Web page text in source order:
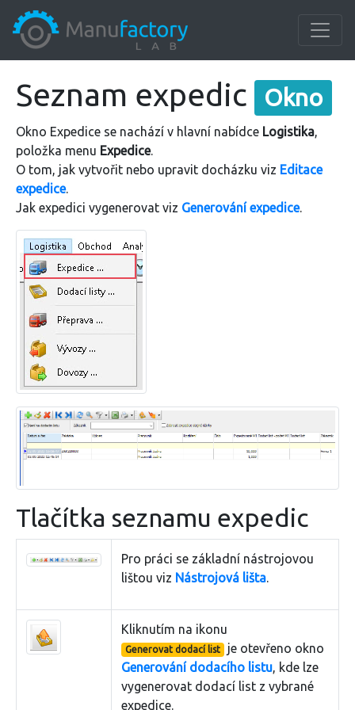
Seznam expedic Okno
Okno Expedice se nachází v hlavní nabídce Logistika
položka menu Expedice.
O tom, jak vytvořit nebo upravit docházku viz Editace
expedice.
Jak expedici vygenerovat viz Generování expedice.
Tlačítka seznamu expedic
Pro práci se základní nástrojovou
lištou viz Nástrojová lišta
Kliknutím na ikonu
Generovat dodací list
je otevřeno okno
Generování dodacího listu , kde lze
vygenerovat dodací list z vybrané
expedice.